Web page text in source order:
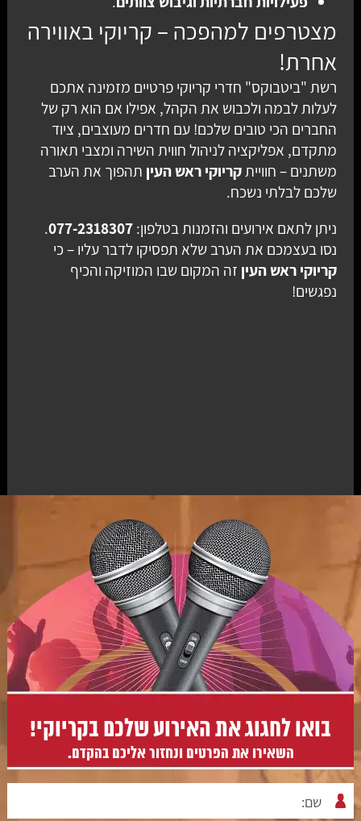
מצטרפים למהפכה – קריוקי באווירה
אחרת!
רשת "ביטבוקס" חדרי קריוקי פרטיים מזמינה אתכם
לעלות לבמה ולכבוש את הקהל, אפילו אם הוא רק של
החברים הכי טובים שלכם! עם חדרים מעוצבים, ציוד
מתקדם, אפליקציה לניהול חווית השירה ומצבי תאורה
משתנים – חווייתקריוקי ראש העין תהפוך את הערב
שלכם לבלתי נשכח.
ניתן לתאם אירועים והזמנות בטלפון:077-2318307
.
נסו בעצמכם את הערב שלא תפסיקו לדבר עליו – כי
קריוקי ראש העין זה המקום שבו המוזיקה והכיף
נפגשים!
בואו לחגוג את האירוע שלכם בקריוקי!
השאירו את הפרטים ונחזור אליכם בהקדם.